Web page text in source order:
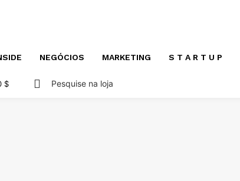
NEGÓCIOS MARKETING S T A R T U P
$ Pesquise na loja